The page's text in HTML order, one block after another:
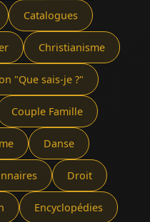
Catalogues
Christianisme
"Que sais-je ?"
Couple Famille
Danse
Droit
Encyclopédies